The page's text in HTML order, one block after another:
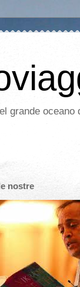
grande
nostre